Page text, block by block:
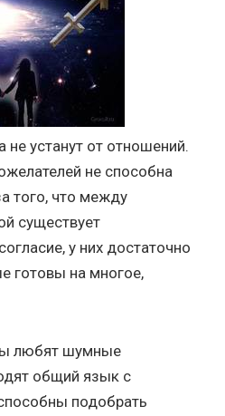
устанут от отношений.
не способна
того, что между
существует
у них достаточно
готовы на многое,
любят шумные
общий язык с
подобрать